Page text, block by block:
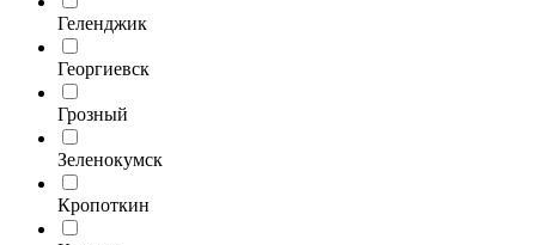
Геленджик
Георгиевск
Грозный
Зеленокумск
Кропоткин